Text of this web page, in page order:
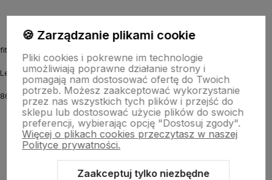
fitmyhorse.pl Sklep jeździecki
Letnia 12
86-031 Osielsko k. Bydgoszczy
🍪 Zarządzanie plikami cookie
Pliki cookies i pokrewne im technologie
umożliwiają poprawne działanie strony i
pomagają nam dostosować ofertę do Twoich
potrzeb. Możesz zaakceptować wykorzystanie
przez nas wszystkich tych plików i przejść do
sklepu lub dostosować użycie plików do swoich
preferencji, wybierając opcję "Dostosuj zgody".
Więcej o plikach cookies przeczytasz w naszej
Polityce prywatności.
Zaakceptuj tylko niezbędne